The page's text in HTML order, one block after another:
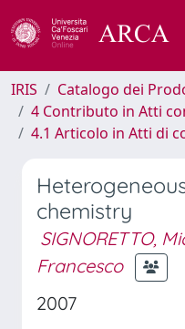
IRIS
Catalogo dei
4 Contributo in Atti
4.1 Articolo in Atti di
chemistry
SIGNORETTO,
Francesco
2007